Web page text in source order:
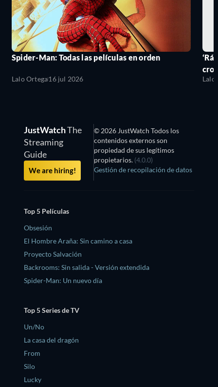
Spider-Man: Todas las películas en orden
Lalo Ortega16 jul 2026 Lalo
JustWatchThe
Streaming
Guide
We are hiring!
© 2026 JustWatch Todos los
contenidos externos son
propiedad de sus legítimos
propietarios. (4.0.0)
Gestión de recopilación de datos
Top 5 Películas
Obsesión
El Hombre Araña: Sin camino a casa
Proyecto Salvación
Backrooms: Sin salida - Versión extendida
Spider-Man: Un nuevo día
Top 5 Series de TV
Un/No
La casa del dragón
From
Silo
Lucky